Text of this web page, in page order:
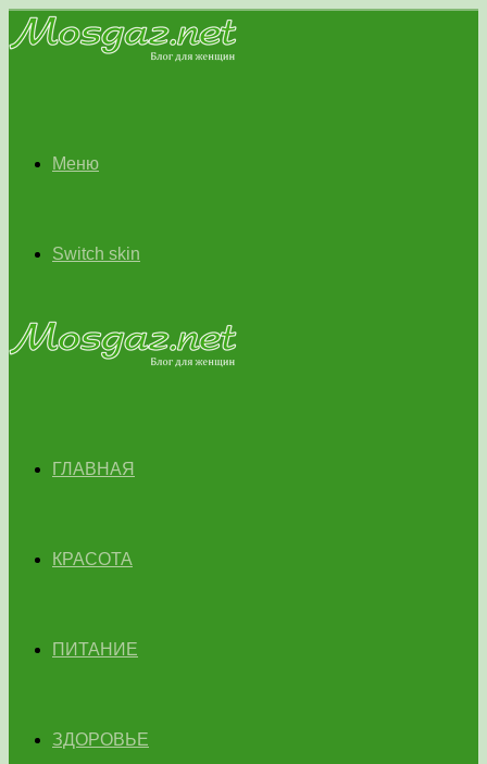
Меню
Switch skin
ГЛАВНАЯ
КРАСОТА
ПИТАНИЕ
ЗДОРОВЬЕ